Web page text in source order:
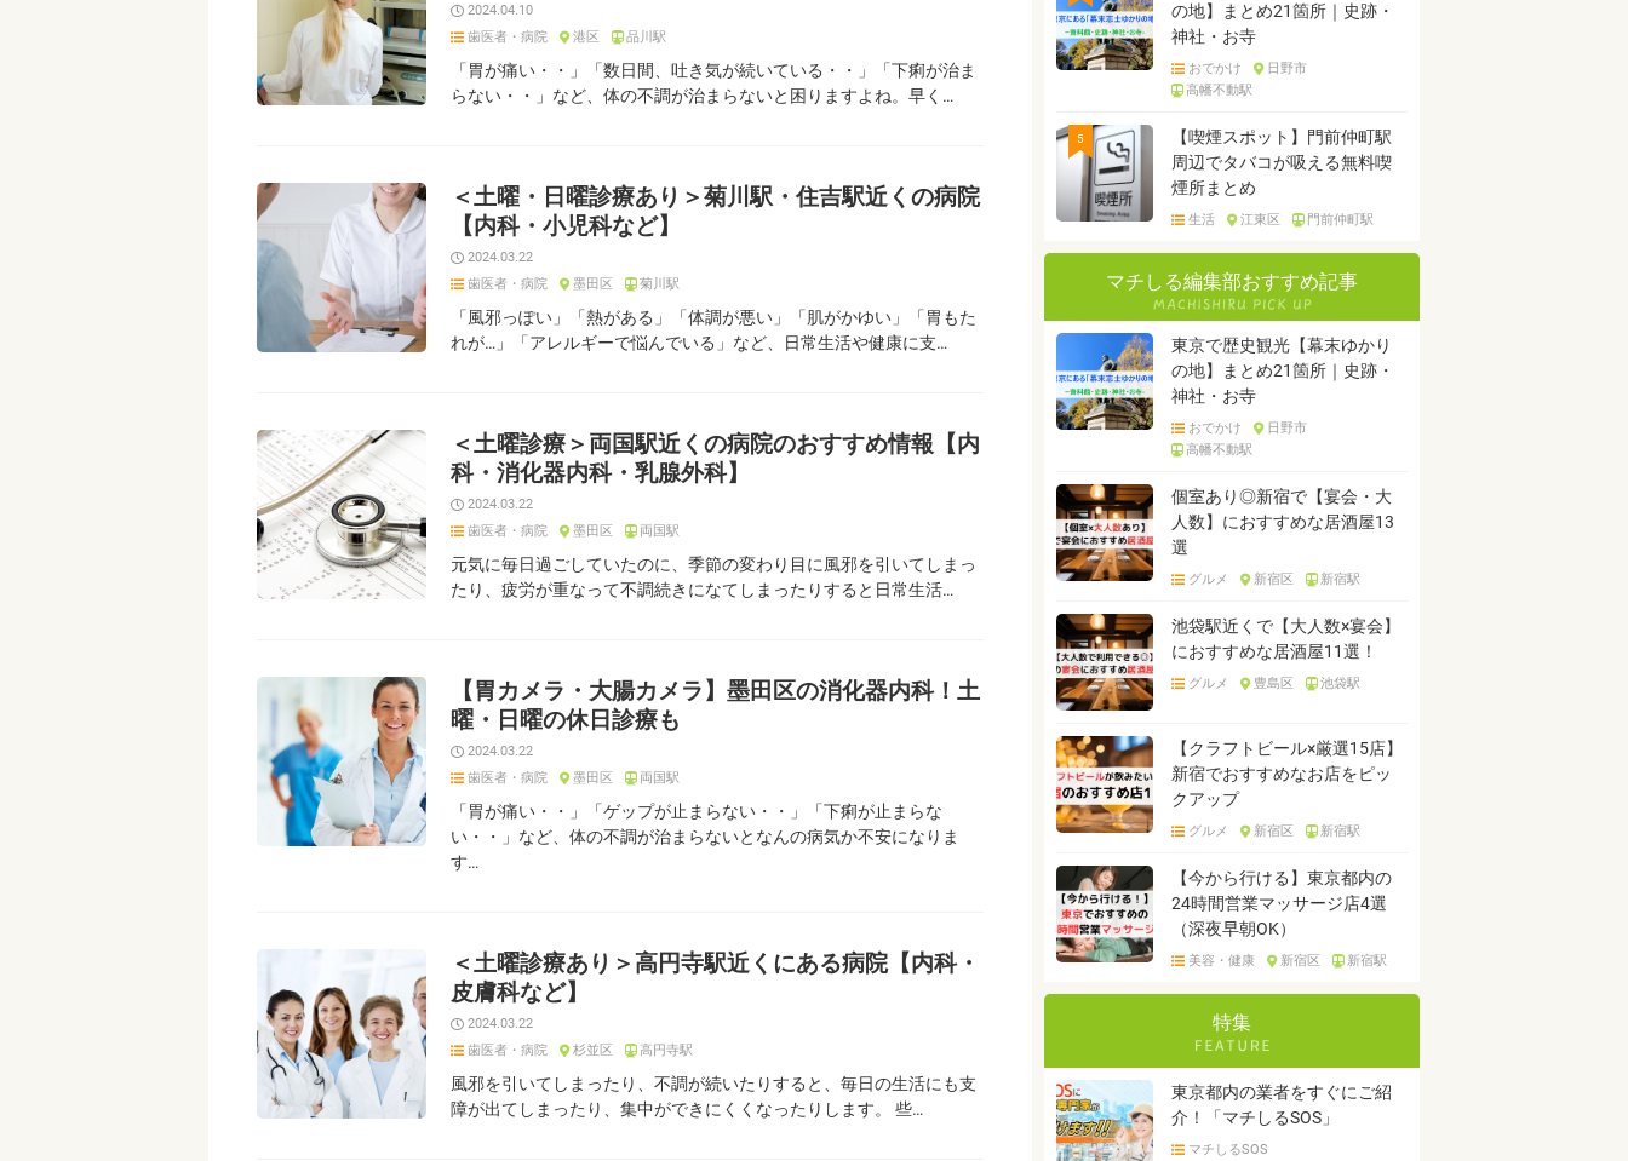
2024.04.10
歯医者・病院
港区 品川駅
「胃が痛い・・」「数日間、吐き気が続いている・・」「下痢が治ま
らない・・」など、体の不調が治まらないと困りますよね。早く…
＜土曜・日曜診療あり＞菊川駅・住吉駅近くの病院
【内科・小児科など】
2024.03.22
歯医者・病院
墨田区 菊川駅
「風邪っぽい」「熱がある」「体調が悪い」「肌がかゆい」「胃もた
れが…」「アレルギーで悩んでいる」など、日常生活や健康に支…
＜土曜診療＞両国駅近くの病院のおすすめ情報【内
科・消化器内科・乳腺外科】
2024.03.22
歯医者・病院
墨田区 両国駅
元気に毎日過ごしていたのに、季節の変わり目に風邪を引いてしまっ
たり、疲労が重なって不調続きになてしまったりすると日常生活…
【胃カメラ・大腸カメラ】墨田区の消化器内科！土
曜・日曜の休日診療も
2024.03.22
歯医者・病院
墨田区 両国駅
「胃が痛い・・」「ゲップが止まらない・・」「下痢が止まらな
い・・」など、体の不調が治まらないとなんの病気か不安になりま
す…
＜土曜診療あり＞高円寺駅近くにある病院【内科・
皮膚科など】
2024.03.22
歯医者・病院
杉並区 高円寺駅
風邪を引いてしまったり、不調が続いたりすると、毎日の生活にも支
障が出てしまったり、集中ができにくくなったりします。 些…
の地】まとめ21箇所｜史跡・
神社・お寺
おでかけ
日野市
高幡不動駅
5
【喫煙スポット】門前仲町駅
周辺でタバコが吸える無料喫
煙所まとめ
生活 江東区 門前仲町駅
マチしる編集部おすすめ記事
東京で歴史観光【幕末ゆかり
の地】まとめ21箇所｜史跡・
神社・お寺
おでかけ
日野市
高幡不動駅
個室あり◎新宿で【宴会・大
人数】におすすめな居酒屋13
選
グルメ 新宿区 新宿駅
池袋駅近くで【大人数×宴会】
におすすめな居酒屋11選！
グルメ 豊島区 池袋駅
【クラフトビール×厳選15店】
新宿でおすすめなお店をピッ
クアップ
グルメ 新宿区 新宿駅
【今から行ける】東京都内の
24時間営業マッサージ店4選
（深夜早朝OK）
美容・健康 新宿区 新宿駅
特集
東京都内の業者をすぐにご紹
介！「マチしるSOS」
マチしるSOS